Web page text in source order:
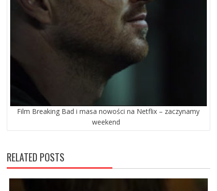
Film Breaking Bad i masa nowości na Netflix – zaczynamy
weekend
RELATED POSTS